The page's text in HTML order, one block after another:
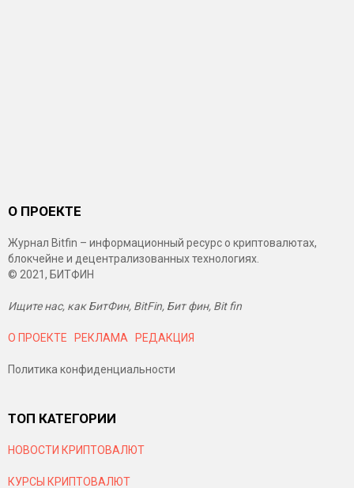
О ПРОЕКТЕ
Журнал Bitfin – информационный ресурс о криптовалютах,
блокчейне и децентрализованных технологиях.
© 2021, БИТФИН
Ищите нас, как БитФин, BitFin, Бит фин, Bit fin
О ПРОЕКТЕ РЕКЛАМА РЕДАКЦИЯ
Политика конфиденциальности
ТОП КАТЕГОРИИ
НОВОСТИ КРИПТОВАЛЮТ
КУРСЫ КРИПТОВАЛЮТ